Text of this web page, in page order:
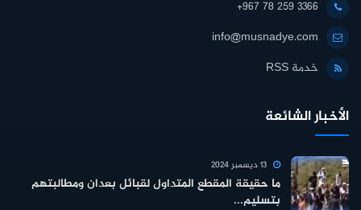
+967 78 259 3366
info@musnadye.com
خدمة RSS
الأخبار الشائعة
ما حقيقة المقطع المتداول لقبائل بعدان ومطالبتهم
بتسليم...